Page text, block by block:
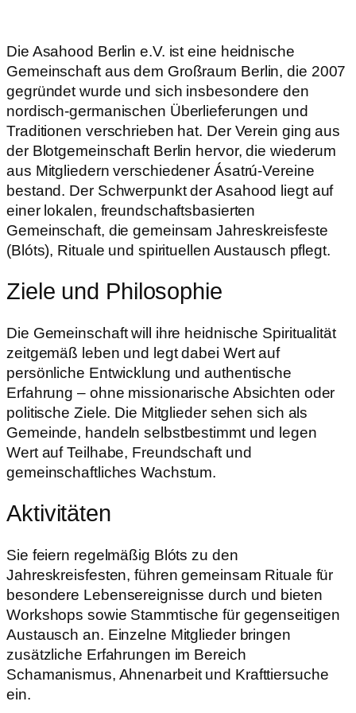
Die Asahood Berlin e.V. ist eine heidnische
Gemeinschaft aus dem Großraum Berlin, die 2007
gegründet wurde und sich insbesondere den
nordisch-germanischen Überlieferungen und
Traditionen verschrieben hat. Der Verein ging aus
der Blotgemeinschaft Berlin hervor, die wiederum
aus Mitgliedern verschiedener Ásatrú-Vereine
bestand. Der Schwerpunkt der Asahood liegt auf
einer lokalen, freundschaftsbasierten
Gemeinschaft, die gemeinsam Jahreskreisfeste
(Blóts), Rituale und spirituellen Austausch pflegt.
Ziele und Philosophie
Die Gemeinschaft will ihre heidnische Spiritualität
zeitgemäß leben und legt dabei Wert auf
persönliche Entwicklung und authentische
Erfahrung – ohne missionarische Absichten oder
politische Ziele. Die Mitglieder sehen sich als
Gemeinde, handeln selbstbestimmt und legen
Wert auf Teilhabe, Freundschaft und
gemeinschaftliches Wachstum.
Aktivitäten
Sie feiern regelmäßig Blóts zu den
Jahreskreisfesten, führen gemeinsam Rituale für
besondere Lebensereignisse durch und bieten
Workshops sowie Stammtische für gegenseitigen
Austausch an. Einzelne Mitglieder bringen
zusätzliche Erfahrungen im Bereich
Schamanismus, Ahnenarbeit und Krafttiersuche
ein.